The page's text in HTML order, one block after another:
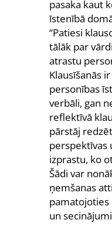
pasaka kaut
īstenībā
“Patiesi
tālāk par
atrastu
Klausīšanās
personības
verbāli, gan
reflektīvā
pārstāj
perspektīvas
izprastu, ko
Šādi var
ņemšanas
un